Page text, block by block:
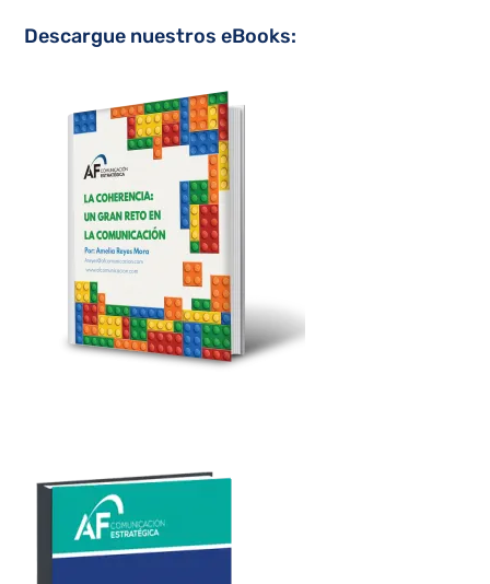
Descargue nuestros eBooks: